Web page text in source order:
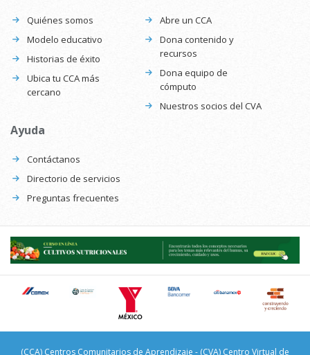
Quiénes somos
Modelo educativo
Historias de éxito
Ubica tu CCA más
cercano
Abre un CCA
Dona contenido y
recursos
Dona equipo de
cómputo
Nuestros socios del CVA
Ayuda
Contáctanos
Directorio de servicios
Preguntas frecuentes
(CCA) Centros Comunitarios de Aprendizaje - (CVA) Centro Virtual de